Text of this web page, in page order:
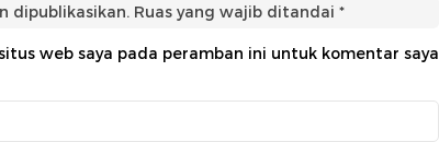
dipublikasikan. Ruas yang wajib ditandai *
web saya pada peramban ini untuk komentar saya